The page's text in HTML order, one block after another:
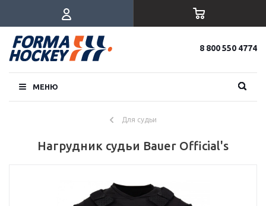
8 800 550 4774
МЕНЮ
Для судьи
Нагрудник судьи Bauer Official's